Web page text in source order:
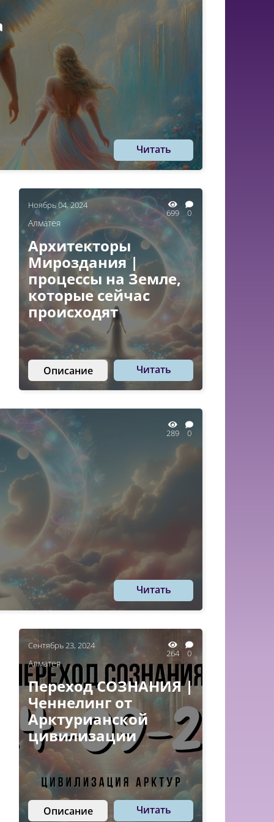
Читать
Ноябрь 04, 2024
699 0
Алматея
Архитекторы
Мироздания |
процессы на Земле,
которые сейчас
происходят
Описание Читать
289 0
Читать
Сентябрь 23, 2024
264 0
Алматея
Переход СОЗНАНИЯ |
Ченнелинг от
Арктурианской
цивилизации
Описание Читать